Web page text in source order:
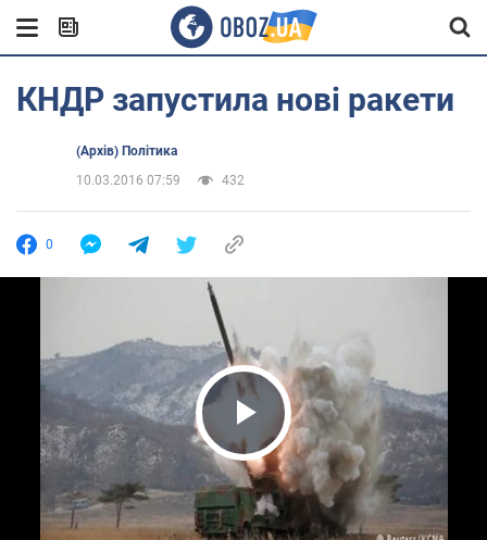
КНДР запустила нові ракети
(Архів) Політика
10.03.2016 07:59
432
0
Play Video